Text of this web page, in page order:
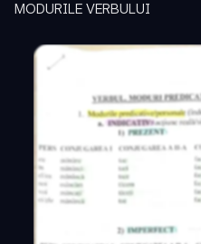
MODURILE VERBULUI